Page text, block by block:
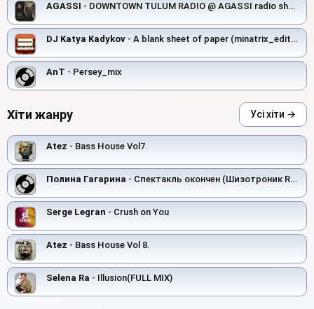
AGASSI - DOWNTOWN TULUM RADIO @ AGASSI radio show #4
DJ Katya Kadykov - A blank sheet of paper (minatrix_edition)
AnT - Persey_mix
Хіти жанру Усі хіти →
Atez - Bass House Vol7.
Полина Гагарина - Спектакль окончен (Шизотроник Remix)
Serge Legran - Crush on You
Atez - Bass House Vol 8.
Selena Ra - Illusion(FULL MIX)